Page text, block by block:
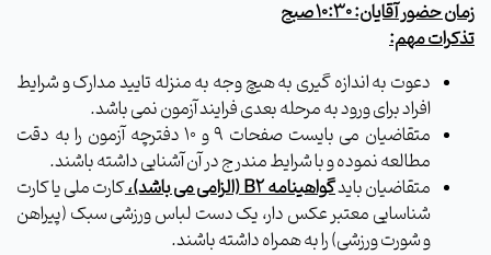
زمان حضور آقایان: 10:30 صبح
تذکرات مهم:
دعوت به اندازه گیری به هیچ وجه به منزله تایید مدارک و شرایط
افراد برای ورود به مرحله بعدی فرایند آزمون نمی باشد.
متقاضیان می بایست صفحات 9 و 10 دفترچه آزمون را به دقت
مطالعه نموده و با شرایط مندرج در آن آشنایی داشته باشند.
متقاضیان بایدگواهینامهB2(الزامی می باشد)،کارت ملی یا کارت
شناسایی معتبر عکس دار، یک دست لباس ورزشی سبک (پیراهن
و شورت ورزشی) را به همراه داشته باشند.